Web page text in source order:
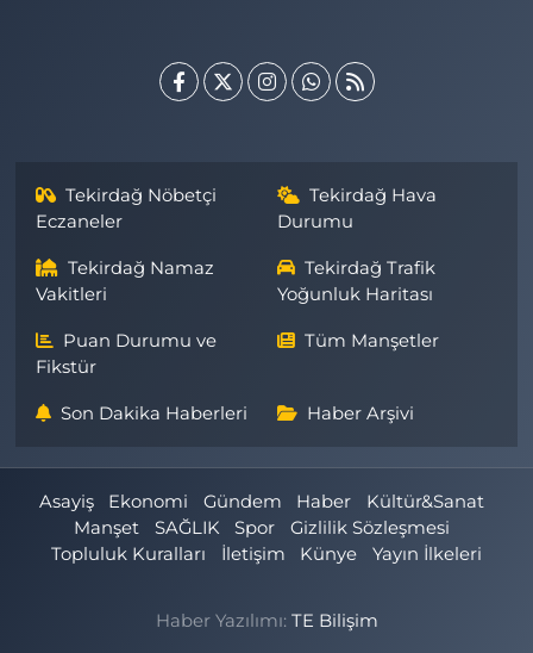
Tekirdağ Nöbetçi
Eczaneler
Tekirdağ Hava
Durumu
Tekirdağ Namaz
Vakitleri
Tekirdağ Trafik
Yoğunluk Haritası
Puan Durumu ve
Fikstür
Tüm Manşetler
Son Dakika Haberleri Haber Arşivi
Asayiş Ekonomi Gündem Haber
Kültür&Sanat
Manşet
SAĞLIK Spor
Gizlilik Sözleşmesi
Topluluk Kuralları
İletişim Künye Yayın İlkeleri
Haber Yazılımı: TE Bilişim